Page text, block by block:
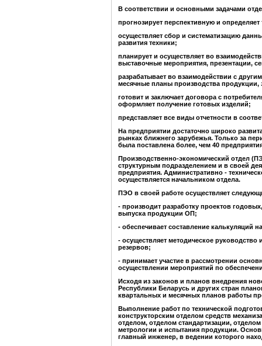
В соответствии и основными задачами
прогнозирует перспективную и
осуществляет сбор и систематизацию
развития техники;
планирует и осуществляет во
выставочные мероприятия, презентации,
разрабатывает во взаимодействии с
месячные планы производства продукции,
готовит и заключает договора с
оформляет получение готовых изделий;
представляет все виды отчетности в
На предприятии достаточно широко
рынках ближнего зарубежья. Только за
была поставлена более, чем 40
Производственно-экономический отдел
структурным подразделением и в своей
предприятия. Административно -
осуществляется начальником отдела.
ПЭО в своей работе осуществляет
- производит разработку проектов
выпуска продукции ОП;
- обеспечивает составление
- осуществляет методическое
резервов;
- принимает участие в рассмотрении
осуществлении мероприятий по
Исходя из законов и планов внедрения
Республики Беларусь и других стран
квартальных и месячных планов работы
Выполнение работ по технической
конструкторским отделом средств
отделом, отделом стандартизации,
метрологии и испытания продукции.
главный инженер, в ведении которого